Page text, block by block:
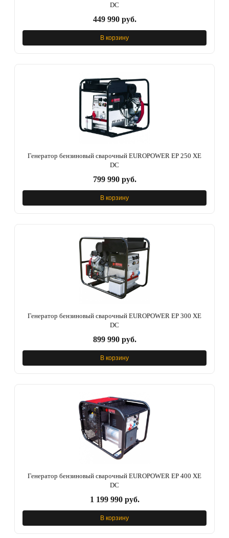
DC
449 990 руб.
В корзину
Генератор бензиновый сварочный EUROPOWER EP 250 ХЕ
DC
799 990 руб.
В корзину
Генератор бензиновый сварочный EUROPOWER EP 300 ХЕ
DC
899 990 руб.
В корзину
Генератор бензиновый сварочный EUROPOWER EP 400 ХЕ
DC
1 199 990 руб.
В корзину